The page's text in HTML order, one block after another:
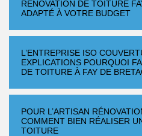
RÉNOVATION DE TOITURE
ADAPTÉ À VOTRE BUDGET
L’ENTREPRISE ISO
EXPLICATIONS POURQUOI
DE TOITURE À FAY DE
POUR L’ARTISAN
COMMENT BIEN RÉALISER
TOITURE